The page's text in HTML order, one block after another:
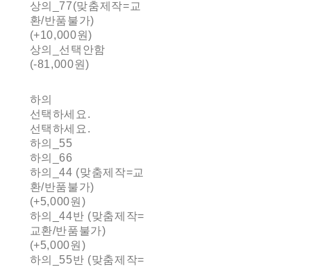
상의_77(맞춤제작=교
환/반품불가)
(+10,000원)
상의_선택안함
(-81,000원)
하의
선택하세요.
선택하세요.
하의_55
하의_66
하의_44 (맞춤제작=교
환/반품불가)
(+5,000원)
하의_44반 (맞춤제작=
교환/반품불가)
(+5,000원)
하의_55반 (맞춤제작=